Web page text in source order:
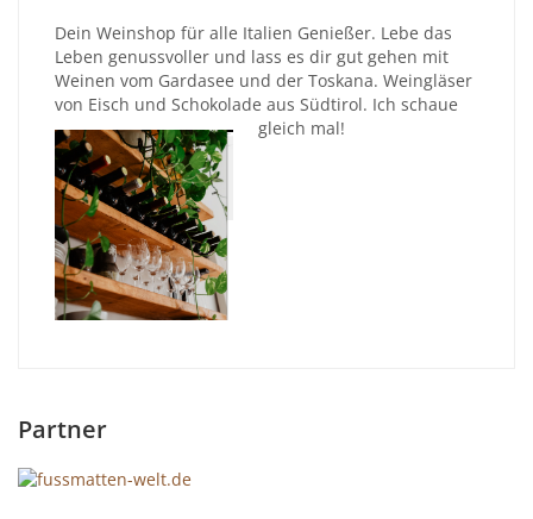
Dein Weinshop für alle Italien Genießer. Lebe das
Leben genussvoller und lass es dir gut gehen mit
Weinen vom Gardasee und der Toskana. Weingläser
von Eisch und Schokolade aus Südtirol. Ich schaue
gleich mal!
Partner